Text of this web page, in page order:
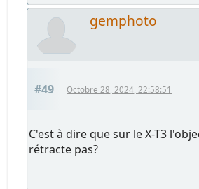
gemphoto
#49 Octobre 28, 2024, 22:58:51
C'est à dire que sur le X-T3
rétracte pas?